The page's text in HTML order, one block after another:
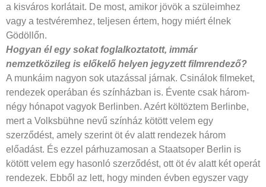
a kisváros korlátait. De most, amikor jövök a szüleimhez
vagy a testvéremhez, teljesen értem, hogy miért élnek
Gödöllőn.
Hogyan él egy sokat foglalkoztatott, immár
nemzetközileg is előkelő helyen jegyzett filmrendező?
A munkáim nagyon sok utazással járnak. Csinálok filmeket,
rendezek operában és színházban is. Évente csak három-
négy hónapot vagyok Berlinben. Azért költöztem Berlinbe,
mert a Volksbühne nevű színház kötött velem egy
szerződést, amely szerint öt év alatt rendezek három
előadást. És ezzel párhuzamosan a Staatsoper Berlin is
kötött velem egy hasonló szerződést, ott öt év alatt két operát
rendezek. Ebből az lett, hogy minden évben egyszer vagy